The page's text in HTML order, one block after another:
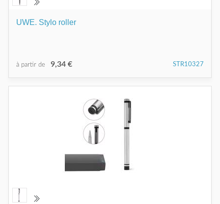
UWE. Stylo roller
à partir de 9,34 € STR10327